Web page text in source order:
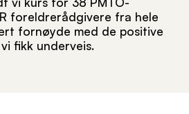
foreldrerådgivere fra hele
fornøyde med de positive
fikk underveis.